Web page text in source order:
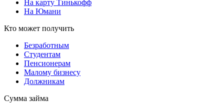
На карту Тинькофф
На Юмани
Кто может получить
Безработным
Студентам
Пенсионерам
Малому бизнесу
Должникам
Сумма займа